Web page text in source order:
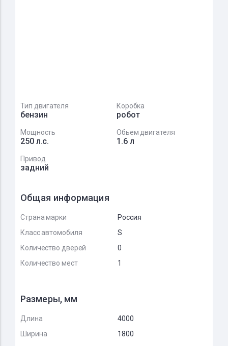
Тип двигателя
бензин
Коробка
робот
Мощность
250 л.с.
Обьем двигателя
1.6 л
Привод
задний
Общая информация
Страна марки
Россия
Класс автомобиля
S
Количество дверей
0
Количество мест
1
Размеры, мм
Длина
4000
Ширина
1800